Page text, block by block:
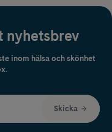
nyhetsbrev
inom hälsa och skönhet
Skicka